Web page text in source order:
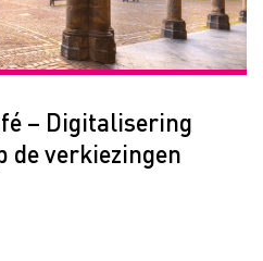
– Digitalisering
de verkiezingen